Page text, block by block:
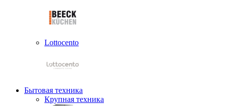
Lottocento
Бытовая техника
Крупная техника